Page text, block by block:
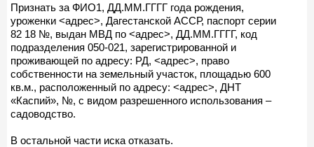
Признать за ФИО1, ДД.ММ.ГГГГ года рождения,
уроженки <адрес>, Дагестанской АССР, паспорт серии
82 18 №, выдан МВД по <адрес>, ДД.ММ.ГГГГ, код
подразделения 050-021, зарегистрированной и
проживающей по адресу: РД, <адрес>, право
собственности на земельный участок, площадью 600
кв.м., расположенный по адресу: <адрес>, ДНТ
«Каспий», №, с видом разрешенного использования –
садоводство.
В остальной части иска отказать.